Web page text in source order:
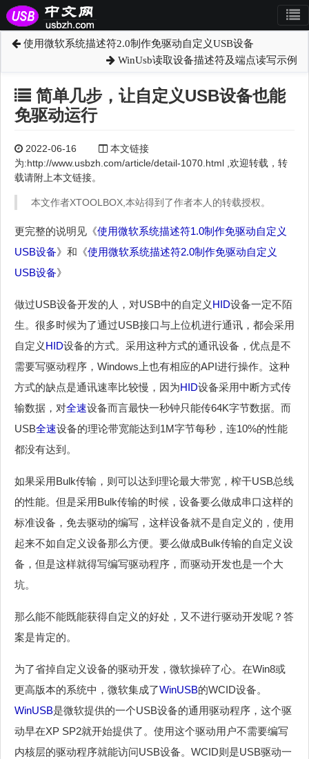
使用微软系统描述符2.0制作免驱动自定义USB设备
WinUsb读取设备描述符及端点读写示例
简单几步，让自定义USB设备也能
免驱动运行
2022-06-16
本文链接
为:http://www.usbzh.com/article/detail-1070.html ,欢迎转载，转
载请附上本文链接。
本文作者XTOOLBOX,本站得到了作者本人的转载授权。
更完整的说明见《使用微软系统描述符1.0制作免驱动自定义
USB设备》和《使用微软系统描述符2.0制作免驱动自定义
USB设备》
做过USB设备开发的人，对USB中的自定义 HID设备一定不陌
生。很多时候为了通过USB接口与上位机进行通讯，都会采用
自定义 HID设备的方式。采用这种方式的通讯设备，优点是不
需要写驱动程序，Windows上也有相应的API进行操作。这种
方式的缺点是通讯速率比较慢，因为HID设备采用中断方式传
输数据，对全速设备而言最快一秒钟只能传64K字节数据。而
USB全速设备的理论带宽能达到1M字节每秒，连10%的性能
都没有达到。
如果采用Bulk传输，则可以达到理论最大带宽，榨干USB总线
的性能。但是采用Bulk传输的时候，设备要么做成串口这样的
标准设备，免去驱动的编写，这样设备就不是自定义的，使用
起来不如自定义设备那么方便。要么做成Bulk传输的自定义设
备，但是这样就得写编写驱动程序，而驱动开发也是一个大
坑。
那么能不能既能获得自定义的好处，又不进行驱动开发呢？答
案是肯定的。
为了省掉自定义设备的驱动开发，微软操碎了心。在Win8或
更高版本的系统中，微软集成了WinUSB的WCID设备。
WinUSB是微软提供的一个USB设备的通用驱动程序，这个驱
动早在XP SP2就开始提供了。使用这个驱动用户不需要编写
内核层的驱动程序就能访问USB设备。WCID则是USB驱动一